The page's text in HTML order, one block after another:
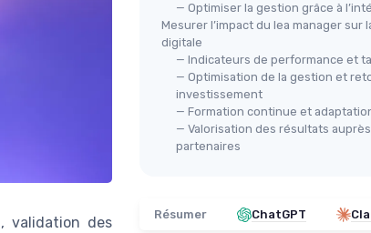
, validation des
— Optimiser la gestion grâce à
Mesurer l’impact du lea manager sur
digitale
— Indicateurs de performance et
— Optimisation de la gestion et
investissement
— Formation continue et
— Valorisation des résultats
partenaires
Résumer ChatGPT